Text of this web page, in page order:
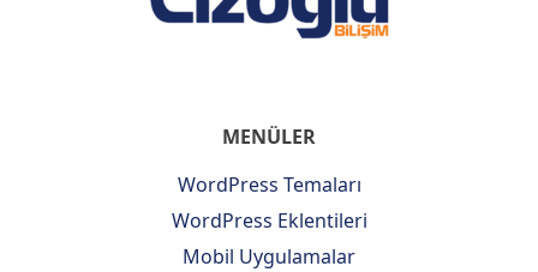
MENÜLER
WordPress Temaları
WordPress Eklentileri
Mobil Uygulamalar